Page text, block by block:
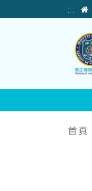
:::
頁
:::
首頁